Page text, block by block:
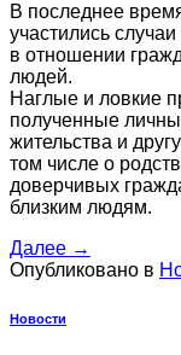
В последнее
участились
в отношении
людей.
Наглые и ловкие
полученные
жительства и
том числе о
доверчивых
близким людям.
Далее →
Опубликовано в
Новости